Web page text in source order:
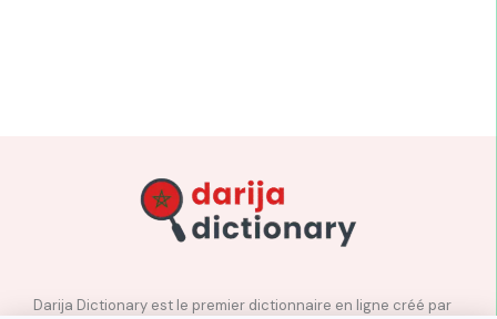
Darija Dictionary est le premier dictionnaire en ligne créé par